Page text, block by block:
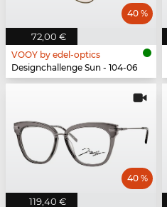
72,00 €
40 %
VOOY by edel-optics
Designchallenge Sun - 104-06
119,40 €
40 %